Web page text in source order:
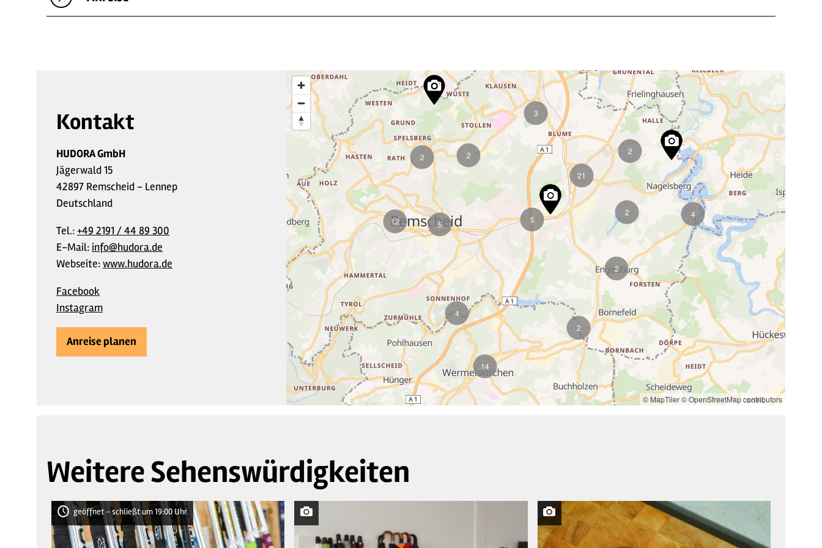
Kontakt
HUDORA GmbH
Jägerwald 15
42897 Remscheid - Lennep
Deutschland
Tel.:+49 2191 / 44 89 300
E-Mail: info@hudora.de
Webseite:www.hudora.de
Facebook
Instagram
Anreise planen
2
2
4
14
5
21
2
3
2
4
2
5
2
12
© MapTiler© OpenStreetMap contributors
Weitere Sehenswürdigkeiten
geöffnet - schließt um 19:00 Uhr